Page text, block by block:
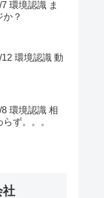
7 環境認識 ま
か？
12 環境認識 動
8 環境認識 相
ず。。。
社